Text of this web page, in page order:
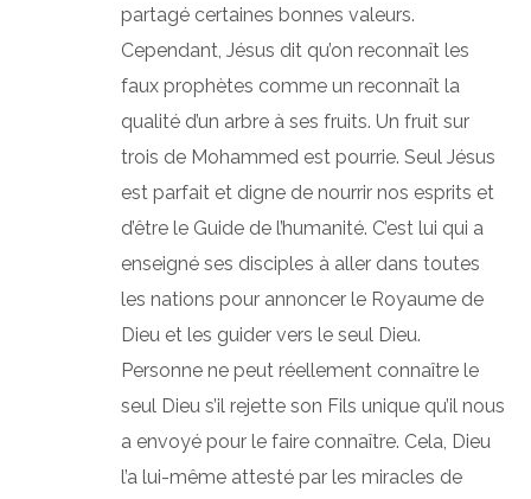
partagé certaines bonnes valeurs.
Cependant, Jésus dit qu’on reconnaît les
faux prophètes comme un reconnaît la
qualité d’un arbre à ses fruits. Un fruit sur
trois de Mohammed est pourrie. Seul Jésus
est parfait et digne de nourrir nos esprits et
d’être le Guide de l’humanité. C’est lui qui a
enseigné ses disciples à aller dans toutes
les nations pour annoncer le Royaume de
Dieu et les guider vers le seul Dieu.
Personne ne peut réellement connaître le
seul Dieu s’il rejette son Fils unique qu’il nous
a envoyé pour le faire connaître. Cela, Dieu
l’a lui-même attesté par les miracles de